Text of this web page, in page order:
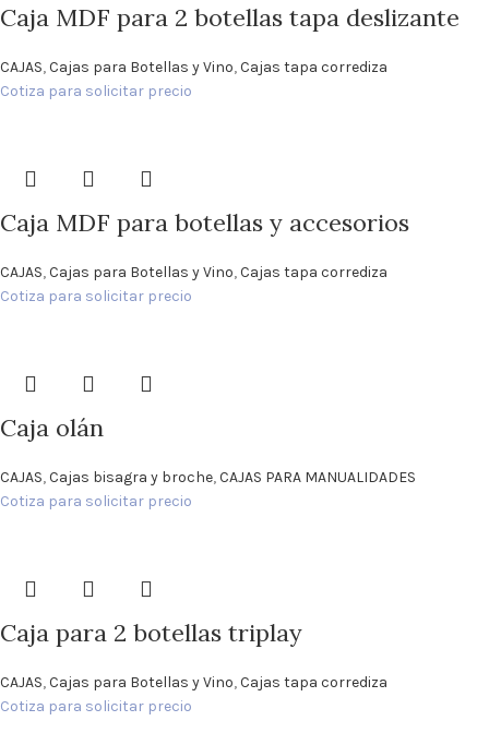
Caja MDF para 2 botellas tapa deslizante
CAJAS,Cajas para Botellas y Vino,Cajas tapa corrediza
Cotiza para solicitar precio
Caja MDF para botellas y accesorios
CAJAS,Cajas para Botellas y Vino,Cajas tapa corrediza
Cotiza para solicitar precio
Caja olán
CAJAS,Cajas bisagra y broche,CAJAS PARA MANUALIDADES
Cotiza para solicitar precio
Caja para 2 botellas triplay
CAJAS,Cajas para Botellas y Vino,Cajas tapa corrediza
Cotiza para solicitar precio